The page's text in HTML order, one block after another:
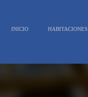
INICIO HABITACIONES